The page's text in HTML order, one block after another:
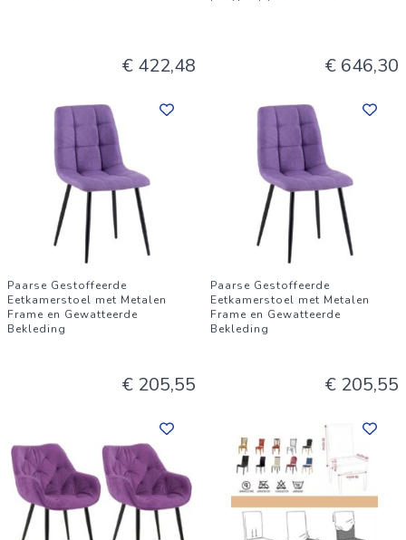
€ 422,48 € 646,30
Paarse Gestoffeerde
Eetkamerstoel met Metalen
Frame en Gewatteerde
Bekleding
€ 205,55
Paarse Gestoffeerde
Eetkamerstoel met Metalen
Frame en Gewatteerde
Bekleding
€ 205,55